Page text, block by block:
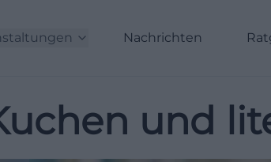
Nachrichten
und